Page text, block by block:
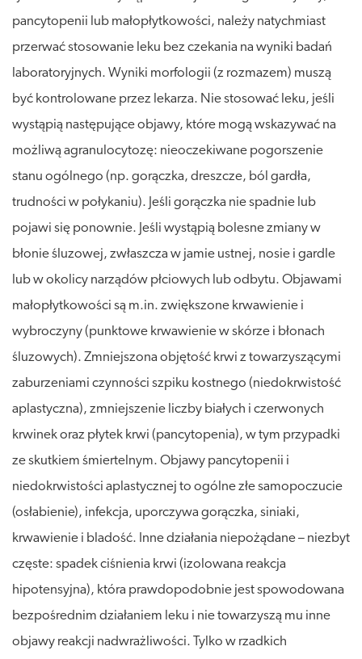
pancytopenii lub małopłytkowości, należy natychmiast
przerwać stosowanie leku bez czekania na wyniki badań
laboratoryjnych. Wyniki morfologii (z rozmazem) muszą
być kontrolowane przez lekarza. Nie stosować leku, jeśli
wystąpią następujące objawy, które mogą wskazywać na
możliwą agranulocytozę: nieoczekiwane pogorszenie
stanu ogólnego (np. gorączka, dreszcze, ból gardła,
trudności w połykaniu). Jeśli gorączka nie spadnie lub
pojawi się ponownie. Jeśli wystąpią bolesne zmiany w
błonie śluzowej, zwłaszcza w jamie ustnej, nosie i gardle
lub w okolicy narządów płciowych lub odbytu. Objawami
małopłytkowości są m.in. zwiększone krwawienie i
wybroczyny (punktowe krwawienie w skórze i błonach
śluzowych). Zmniejszona objętość krwi z towarzyszącymi
zaburzeniami czynności szpiku kostnego (niedokrwistość
aplastyczna), zmniejszenie liczby białych i czerwonych
krwinek oraz płytek krwi (pancytopenia), w tym przypadki
ze skutkiem śmiertelnym. Objawy pancytopenii i
niedokrwistości aplastycznej to ogólne złe samopoczucie
(osłabienie), infekcja, uporczywa gorączka, siniaki,
krwawienie i bladość. Inne działania niepożądane – niezbyt
częste: spadek ciśnienia krwi (izolowana reakcja
hipotensyjna), która prawdopodobnie jest spowodowana
bezpośrednim działaniem leku i nie towarzyszą mu inne
objawy reakcji nadwrażliwości. Tylko w rzadkich